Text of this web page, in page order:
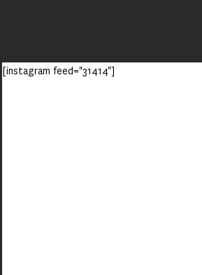
[instagram feed="31414"]